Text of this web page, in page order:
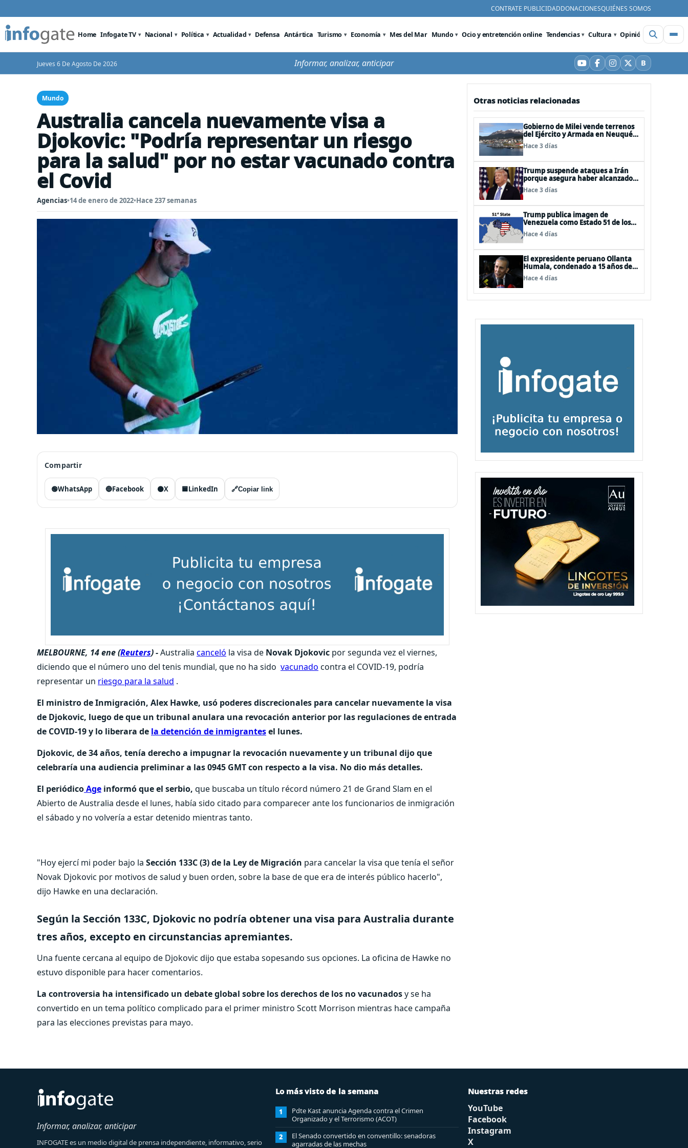
CONTRATE PUBLICIDADDONACIONESQUIÉNES SOMOS
Home Infogate TV Nacional Política Actualidad Defensa Antártica Turismo Economía Mes del Mar Mundo Ocio y entretención online Tendencias Cultura Opinión Videos
Jueves 6 De Agosto De 2026 Informar, analizar, anticipar YouTube
Facebook
Instagram
X BBluesky
Mundo
Australia cancela nuevamente visa a
Djokovic: "Podría representar un riesgo
para la salud" por no estar vacunado contra
el Covid
Agencias•14 de enero de 2022•Hace 237 semanas
Compartir
🟢WhatsApp 🔵Facebook ⚫X 🟦LinkedIn 🔗Copiar link
MELBOURNE, 14 ene (Reuters) -Australia canceló la visa de Novak Djokovic por segunda vez el viernes,
diciendo que el número uno del tenis mundial, que no ha sido vacunado contra el COVID-19, podría
representar un riesgo para la salud .
El ministro de Inmigración, Alex Hawke, usó poderes discrecionales para cancelar nuevamente la visa
de Djokovic, luego de que un tribunal anulara una revocación anterior por las regulaciones de entrada
de COVID-19 y lo liberara de la detención de inmigrantesel lunes.
Djokovic, de 34 años, tenía derecho a impugnar la revocación nuevamente y un tribunal dijo que
celebraría una audiencia preliminar a las 0945 GMT con respecto a la visa. No dio más detalles.
El periódicoAge informó que el serbio, que buscaba un título récord número 21 de Grand Slam en el
Abierto de Australia desde el lunes, había sido citado para comparecer ante los funcionarios de inmigración
el sábado y no volvería a estar detenido mientras tanto.
"Hoy ejercí mi poder bajo la Sección 133C (3) de la Ley de Migración para cancelar la visa que tenía el señor
Novak Djokovic por motivos de salud y buen orden, sobre la base de que era de interés público hacerlo",
dijo Hawke en una declaración.
Según la Sección 133C, Djokovic no podría obtener una visa para Australia durante
tres años, excepto en circunstancias apremiantes.
Una fuente cercana al equipo de Djokovic dijo que estaba sopesando sus opciones. La oficina de Hawke no
estuvo disponible para hacer comentarios.
La controversia ha intensificado un debate global sobre los derechos de los no vacunadosy se ha
convertido en un tema político complicado para el primer ministro Scott Morrison mientras hace campaña
para las elecciones previstas para mayo.
Otras noticias relacionadas
Gobierno de Milei vende terrenos
del Ejército y Armada en Neuquén
y Ushuaia
Hace 3 días
Trump suspende ataques a Irán
porque asegura haber alcanzado
«las bases de un acuerdo»
Hace 3 días
Trump publica imagen de
Venezuela como Estado 51 de los
EEUU
Hace 4 días
El expresidente peruano Ollanta
Humala, condenado a 15 años de
cárcel, sale libre al anularse su
caso
Hace 4 días
Informar, analizar, anticipar
INFOGATE es un medio digital de prensa independiente, informativo, serio
Lo más visto de la semana
1
Pdte Kast anuncia Agenda contra el Crimen
Organizado y el Terrorismo (ACOT)
2
El Senado convertido en conventillo: senadoras
agarradas de las mechas
Nuestras redes
YouTube
Facebook
Instagram
X